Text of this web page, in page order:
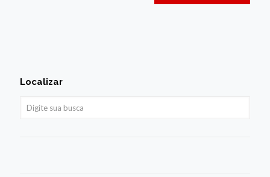
Localizar